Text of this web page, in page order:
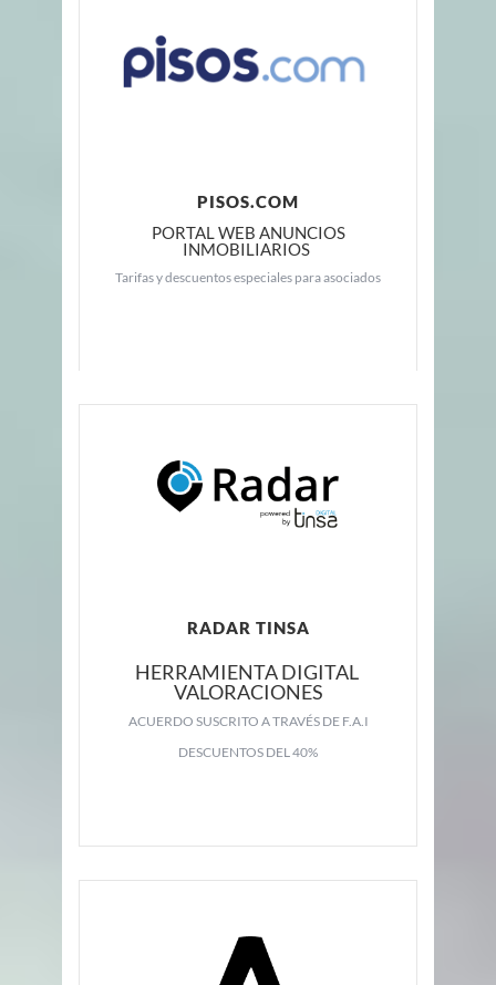
PISOS.COM
PORTAL WEB ANUNCIOS
INMOBILIARIOS
Tarifas y descuentos especiales para asociados
RADAR TINSA
HERRAMIENTA DIGITAL
VALORACIONES
ACUERDO SUSCRITO A TRAVÉS DE F.A.I
DESCUENTOS DEL 40%